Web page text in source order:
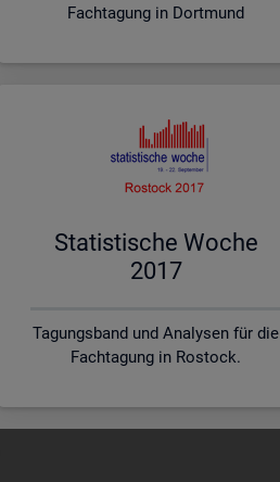
Fachtagung in Dortmund
Sta­tis­ti­sche Woche
2017
Tagungsband und Analysen für die
Fachtagung in Rostock.